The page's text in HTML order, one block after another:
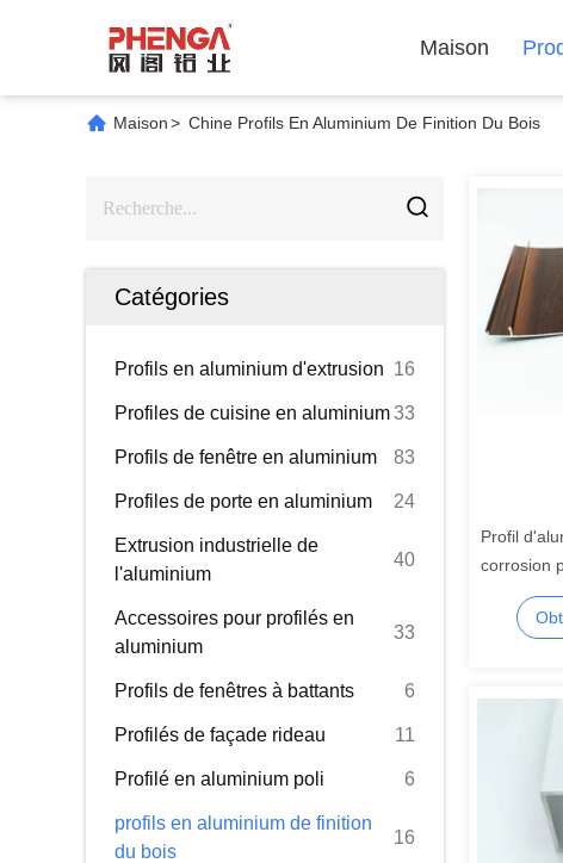
Maison
Maison> Chine Profils En Aluminium De Finition Du Bois
Catégories
Profils en aluminium d'extrusion 16
Profiles de cuisine en aluminium33
Profils de fenêtre en aluminium 83
Profiles de porte en aluminium 24
Extrusion industrielle de
l'aluminium
40
Accessoires pour profilés en
aluminium
33
Profils de fenêtres à battants 6
Profilés de façade rideau 11
Profilé en aluminium poli 6
profils en aluminium de finition
du bois
16
Profil
corrosion